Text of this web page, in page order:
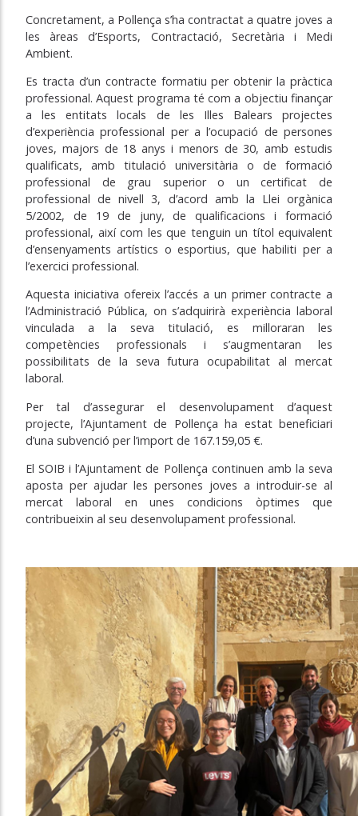
Concretament, a Pollença s’ha contractat a quatre joves a
les àreas d’Esports, Contractació, Secretària i Medi
Ambient.
Es tracta d’un contracte formatiu per obtenir la pràctica
professional. Aquest programa té com a objectiu finançar
a les entitats locals de les Illes Balears projectes
d’experiència professional per a l’ocupació de persones
joves, majors de 18 anys i menors de 30, amb estudis
qualificats, amb titulació universitària o de formació
professional de grau superior o un certificat de
professional de nivell 3, d’acord amb la Llei orgànica
5/2002, de 19 de juny, de qualificacions i formació
professional, així com les que tenguin un títol equivalent
d’ensenyaments artístics o esportius, que habiliti per a
l’exercici professional.
Aquesta iniciativa ofereix l’accés a un primer contracte a
l’Administració Pública, on s’adquirirà experiència laboral
vinculada a la seva titulació, es milloraran les
competències professionals i s’augmentaran les
possibilitats de la seva futura ocupabilitat al mercat
laboral.
Per tal d’assegurar el desenvolupament d’aquest
projecte, l’Ajuntament de Pollença ha estat beneficiari
d’una subvenció per l’import de 167.159,05 €.
El SOIB i l’Ajuntament de Pollença continuen amb la seva
aposta per ajudar les persones joves a introduir-se al
mercat laboral en unes condicions òptimes que
contribueixin al seu desenvolupament professional.